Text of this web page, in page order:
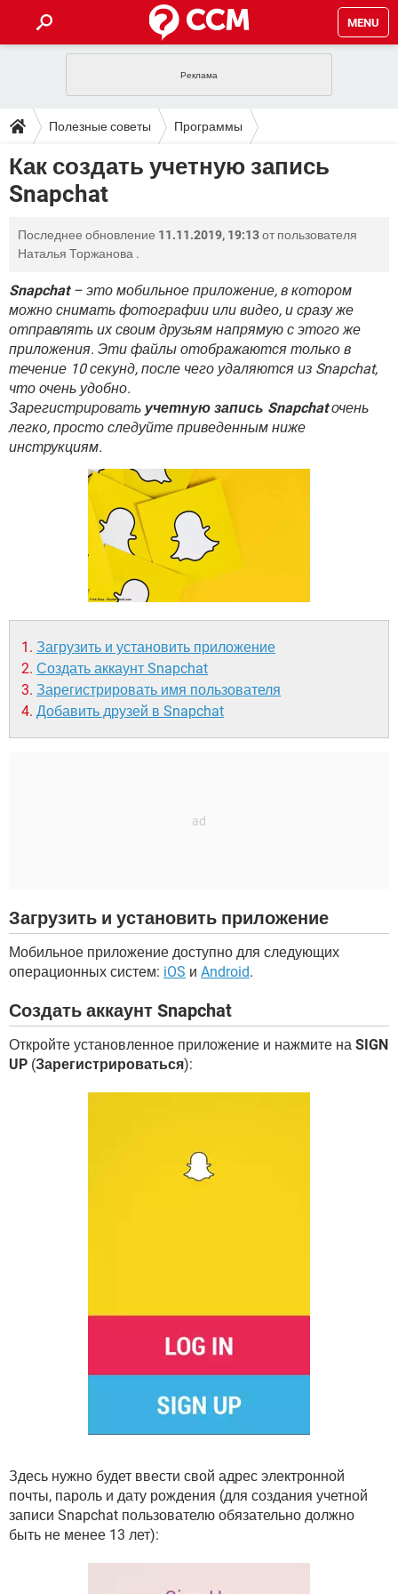
MENU
INSTAGRAM FACEBOOK
ИГРЫ WINDOWS 10
ВКОНТАКТЕ
ПОЛЕЗНЫЕ СОВЕТЫ
TIKTOK TELEGRAM
WHATSAPP INSTAGRAM
FACEBOOK
WINDOWS 10 ВКОНТАКТЕ
YANDEX
ЗАГРУЗКИ
TIKTOK
FACEBOOK
WINDOWS 10
ВИДЕО GOOGLE
YANDEX
ФОРУМ
TIKTOK TELEGRAM
FACEBOOK ИГРЫ
WINDOWS 10 ВКОНТАКТЕ
ВИДЕО GOOGLE
YANDEX
ЭНЦИКЛОПЕДИЯ
TIKTOK
WHATSAPP INSTAGRAM
FACEBOOK ИГРЫ
WINDOWS 10 ВКОНТАКТЕ
ВИДЕО GOOGLE
YANDEX
Полезные советы Программы
Служба мгновенных сообщений
Как создать учетную запись
Snapchat
Последнее обновление 11.11.2019, 19:13от пользователя
Наталья Торжанова .
Snapchat– это мобильное приложение, в котором
можно снимать фотографии или видео, и сразу же
отправлять их своим друзьям напрямую с этого же
приложения. Эти файлы отображаются только в
течение 10 секунд, после чего удаляются из Snapchat,
что очень удобно.
Зарегистрировать учетную запись Snapchatочень
легко, просто следуйте приведенным ниже
инструкциям.
Загрузить и установить приложение
Создать аккаунт Snapchat
Зарегистрировать имя пользователя
Добавить друзей в Snapchat
Загрузить и установить приложение
Мобильное приложение доступно для следующих
операционных систем: iOS и Android.
Создать аккаунт Snapchat
Откройте установленное приложение и нажмите на SIGN
UP (Зарегистрироваться):
Здесь нужно будет ввести свой адрес электронной
почты, пароль и дату рождения (для создания учетной
записи Snapchat пользователю обязательно должно
быть не менее 13 лет):